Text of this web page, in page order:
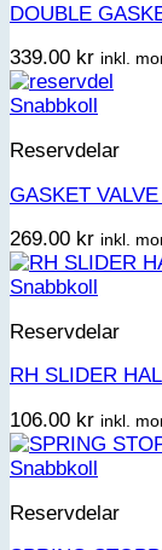
DOUBLE
339.00 kr inkl.
Snabbkoll
Reservdelar
GASKET
269.00 kr inkl.
Snabbkoll
Reservdelar
RH SLIDER
106.00 kr inkl.
Snabbkoll
Reservdelar